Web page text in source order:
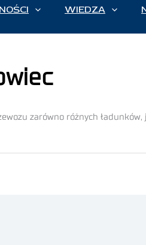
WIEDZA
zarówno różnych